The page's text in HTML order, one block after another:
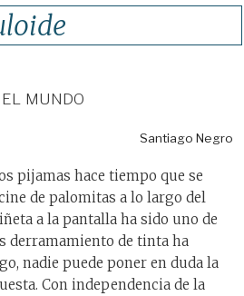
mundo
Santiago Negro
pijamas hace tiempo que se
de palomitas a lo largo del
a la pantalla ha sido uno de
derramamiento de tinta ha
nadie puede poner en duda la
Con independencia de la